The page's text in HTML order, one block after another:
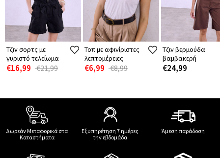
Τζιν σορτς με
γυριστό τελείωμα
€16,99 €21,99
Τοπ με αφινίριστες
λεπτομέρειες
€6,99 €8,99
Τζιν βερμούδα
βαμβακερή
€24,99
Δωρεάν Μεταφορικά στα
Καταστήματα
Εξυπηρέτηση 7 ημέρες
την εβδομάδα
Άμεση παράδοση